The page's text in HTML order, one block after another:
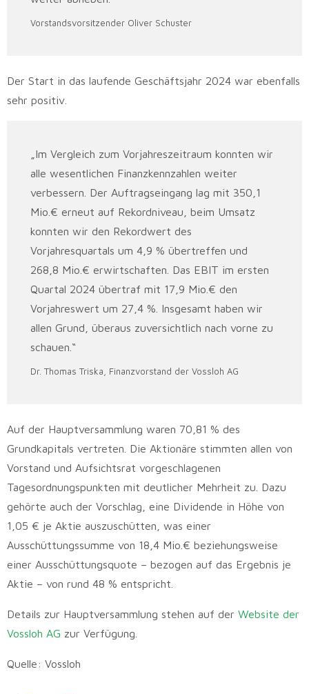
Vorstandsvorsitzender Oliver Schuster
Der Start in das laufende Geschäftsjahr 2024 war ebenfalls
sehr positiv.
„Im Vergleich zum Vorjahreszeitraum konnten wir
alle wesentlichen Finanzkennzahlen weiter
verbessern. Der Auftragseingang lag mit 350,1
Mio.€ erneut auf Rekordniveau, beim Umsatz
konnten wir den Rekordwert des
Vorjahresquartals um 4,9 % übertreffen und
268,8 Mio.€ erwirtschaften. Das EBIT im ersten
Quartal 2024 übertraf mit 17,9 Mio.€ den
Vorjahreswert um 27,4 %. Insgesamt haben wir
allen Grund, überaus zuversichtlich nach vorne zu
schauen.“
Dr. Thomas Triska, Finanzvorstand der Vossloh AG
Auf der Hauptversammlung waren 70,81 % des
Grundkapitals vertreten. Die Aktionäre stimmten allen von
Vorstand und Aufsichtsrat vorgeschlagenen
Tagesordnungspunkten mit deutlicher Mehrheit zu. Dazu
gehörte auch der Vorschlag, eine Dividende in Höhe von
1,05 € je Aktie auszuschütten, was einer
Ausschüttungssumme von 18,4 Mio.€ beziehungsweise
einer Ausschüttungsquote – bezogen auf das Ergebnis je
Aktie – von rund 48 % entspricht.
Details zur Hauptversammlung stehen auf der Website der
Vossloh AG zur Verfügung.
Quelle: Vossloh